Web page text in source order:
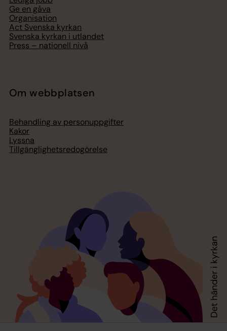
Ge en gåva
Organisation
Act Svenska kyrkan
Svenska kyrkan i utlandet
Press – nationell nivå
Om webbplatsen
Behandling av personuppgifter
Kakor
Lyssna
Tillgänglighetsredogörelse